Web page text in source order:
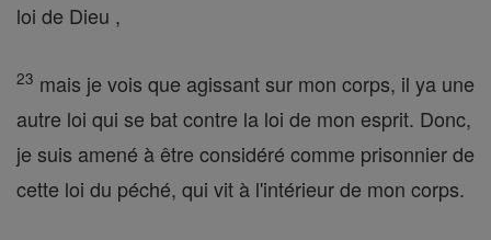
loi de Dieu ,
23 mais je vois que agissant sur mon corps, il ya une
autre loi qui se bat contre la loi de mon esprit. Donc,
je suis amené à être considéré comme prisonnier de
cette loi du péché, qui vit à l'intérieur de mon corps.